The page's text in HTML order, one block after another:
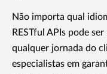
Não importa qual
RESTful APIs pode
qualquer jornada do
especialistas em